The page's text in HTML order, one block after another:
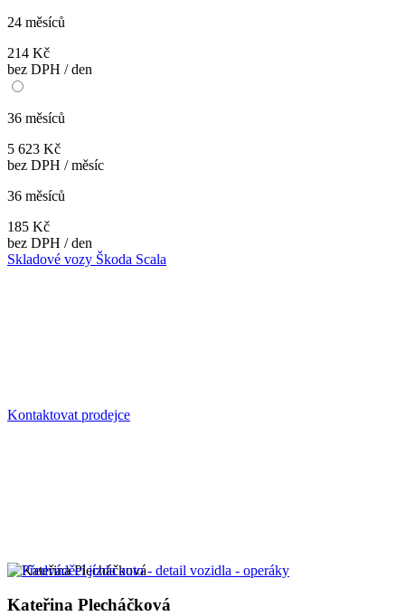
24 měsíců
214 Kč
bez DPH / den
36 měsíců
5 623 Kč
bez DPH / měsíc
36 měsíců
185 Kč
bez DPH / den
Skladové vozy Škoda Scala
Kontaktovat prodejce
Kateřina Plecháčková